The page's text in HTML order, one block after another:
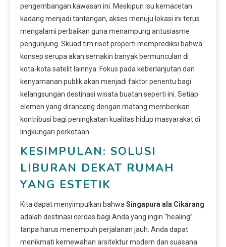
pengembangan kawasan ini. Meskipun isu kemacetan
kadang menjadi tantangan, akses menuju lokasi ini terus
mengalami perbaikan guna menampung antusiasme
pengunjung. Skuad tim riset properti memprediksi bahwa
konsep serupa akan semakin banyak bermunculan di
kota-kota satelit lainnya. Fokus pada keberlanjutan dan
kenyamanan publik akan menjadi faktor penentu bagi
kelangsungan destinasi wisata buatan seperti ini. Setiap
elemen yang dirancang dengan matang memberikan
kontribusi bagi peningkatan kualitas hidup masyarakat di
lingkungan perkotaan.
KESIMPULAN: SOLUSI
LIBURAN DEKAT RUMAH
YANG ESTETIK
Kita dapat menyimpulkan bahwaSingapura ala Cikarang
adalah destinasi cerdas bagi Anda yang ingin “healing”
tanpa harus menempuh perjalanan jauh. Anda dapat
menikmati kemewahan arsitektur modern dan suasana